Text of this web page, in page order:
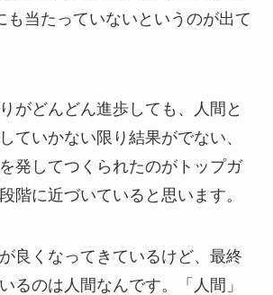
も当たっていないというのが出て
がどんどん進歩しても、人間と
ていかない限り結果がでない、
発してつくられたのがトップガ
階に近づいていると思います。
良くなってきているけど、最終
るのは人間なんです。「人間」